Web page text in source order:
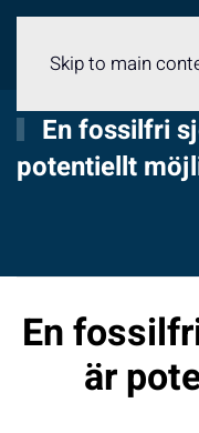
Skip to main
En fossilfri
potentiellt
En
är